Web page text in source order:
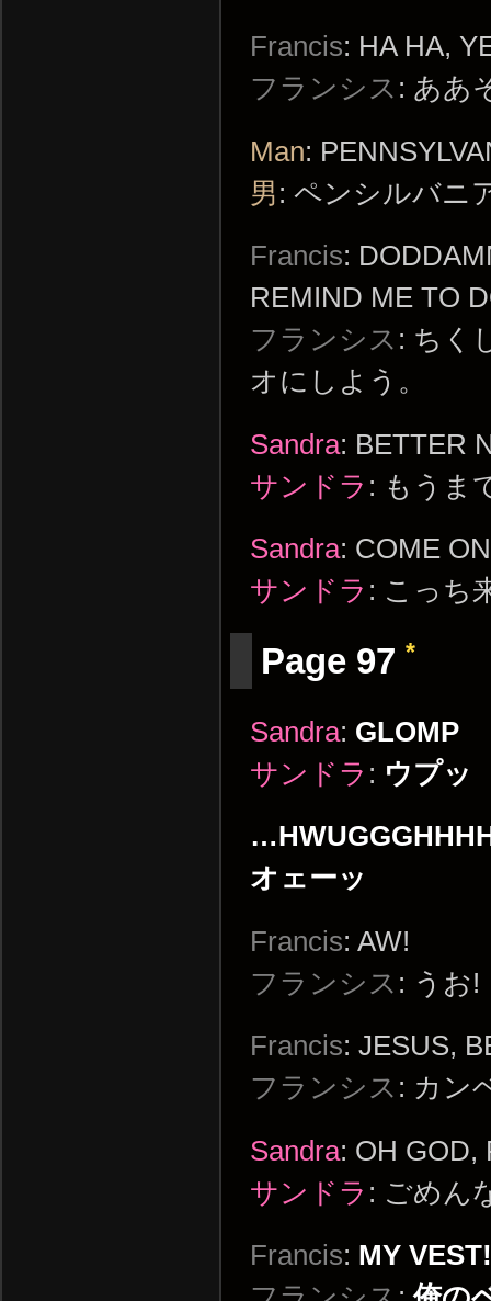
Francis: HA HA,
フランシス : ああ
Man:
男: ペンシルバニ
Francis:
REMIND ME TO
フランシス : ちく
オにしよう。
Sandra: BETTER
サンドラ : もうま
Sandra: COME
サンドラ : こっち
Page 97 *
Sandra: GLOMP
サンドラ : ウプッ
オェーッ
Francis: AW!
フランシス : うお!
Francis: JESUS,
フランシス : カン
Sandra: OH GOD,
サンドラ : ごめん
Francis: MY VEST!